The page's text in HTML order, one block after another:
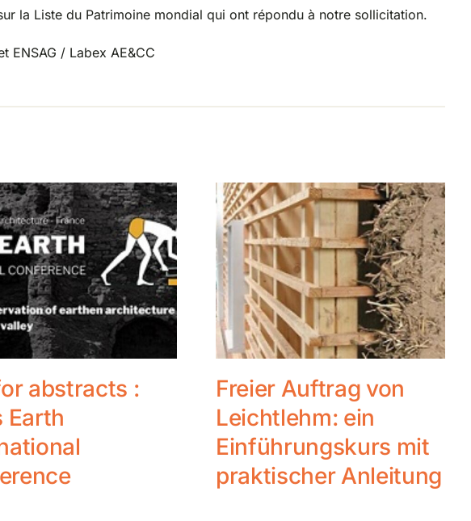
la Liste du Patrimoine mondial qui ont répondu à notre sollicitation.
ENSAG / Labex AE&CC
abstracts :
Earth
Freier Auftrag von
Leichtlehm: ein
Einführungskurs mit
praktischer Anleitung